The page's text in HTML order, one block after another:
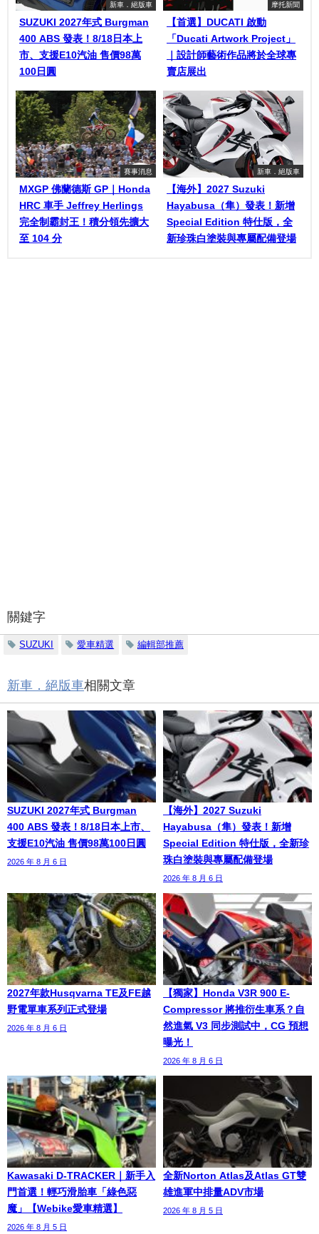
新車．絕版車
SUZUKI 2027年式 Burgman
400 ABS 發表！8/18日本上
市、支援E10汽油 售價98萬
100日圓
摩托新聞
【首選】DUCATI 啟動
「Ducati Artwork Project」
｜設計師藝術作品將於全球專
賣店展出
賽事消息
MXGP 佛蘭德斯 GP｜Honda
HRC 車手 Jeffrey Herlings
完全制霸封王！積分領先擴大
至 104 分
新車．絕版車
【海外】2027 Suzuki
Hayabusa（隼）發表！新增
Special Edition 特仕版，全
新珍珠白塗裝與專屬配備登場
關鍵字
SUZUKI 愛車精選 編輯部推薦
新車．絕版車相關文章
SUZUKI 2027年式 Burgman
400 ABS 發表！8/18日本上市、
支援E10汽油 售價98萬100日圓
2026 年 8 月 6 日
【海外】2027 Suzuki
Hayabusa（隼）發表！新增
Special Edition 特仕版，全新珍
珠白塗裝與專屬配備登場
2026 年 8 月 6 日
2027年款Husqvarna TE及FE越
野電單車系列正式登場
2026 年 8 月 6 日
【獨家】Honda V3R 900 E-
Compressor 將推衍生車系？自
然進氣 V3 同步測試中，CG 預想
曝光！
2026 年 8 月 6 日
Kawasaki D-TRACKER｜新手入
門首選！輕巧滑胎車「綠色惡
魔」【Webike愛車精選】
2026 年 8 月 5 日
全新Norton Atlas及Atlas GT雙
雄進軍中排量ADV市場
2026 年 8 月 5 日